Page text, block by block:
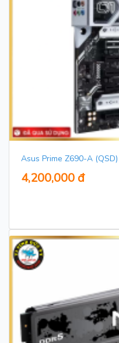
Asus Prime Z690-A (QSD)
4,200,000 đ